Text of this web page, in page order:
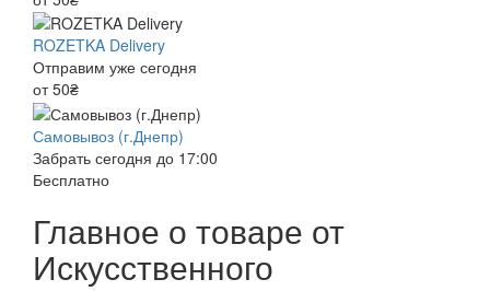
ROZETKA Delivery
Отправим уже сегодня
от 50₴
Самовывоз (г.Днепр)
Забрать сегодня до 17:00
Бесплатно
Главное о товаре от
Искусственного